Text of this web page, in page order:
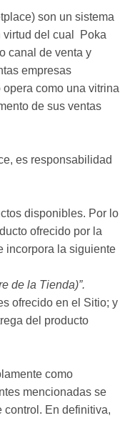
son un sistema
virtud del cual Poka
canal de venta y
empresas
opera como una vitrina
de sus ventas
es responsabilidad
disponibles. Por lo
ofrecido por la
incorpora la siguiente
de la Tienda)”.
ofrecido en el Sitio; y
del producto
como
mencionadas se
control. En definitiva,